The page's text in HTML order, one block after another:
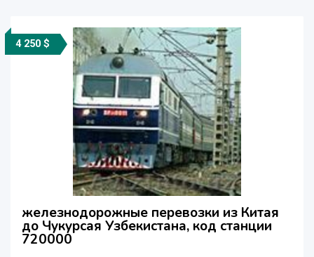
4 250 $
железнодорожные перевозки из Китая
до Чукурсая Узбекистана, код станции
720000